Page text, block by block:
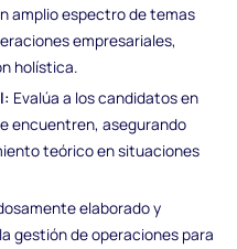
amplio espectro de temas
empresariales,
holística.
Evalúa a los candidatos en
encuentren, asegurando
teórico en situaciones
elaborado y
gestión de operaciones para